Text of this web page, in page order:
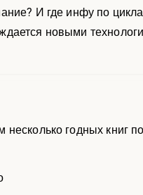
И где инфу по
новыми
годных книг